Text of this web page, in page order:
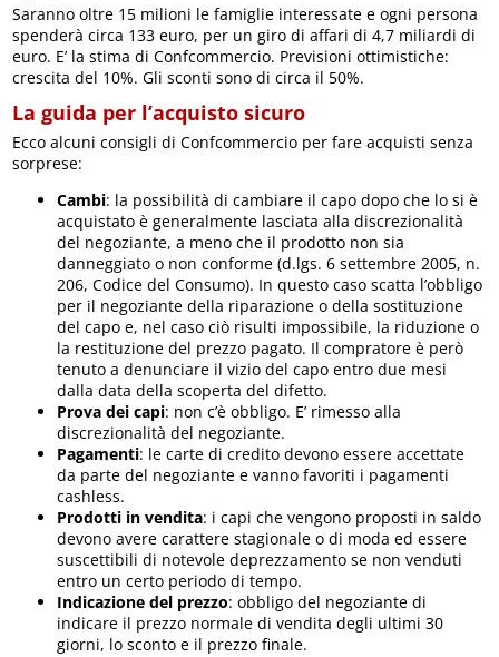
Saranno oltre 15 milioni le famiglie interessate e ogni persona
spenderà circa 133 euro, per un giro di affari di 4,7 miliardi di
euro. E’ la stima di Confcommercio. Previsioni ottimistiche:
crescita del 10%. Gli sconti sono di circa il 50%.
La guida per l’acquisto sicuro
Ecco alcuni consigli di Confcommercio per fare acquisti senza
sorprese:
Cambi: la possibilità di cambiare il capo dopo che lo si è
acquistato è generalmente lasciata alla discrezionalità
del negoziante, a meno che il prodotto non sia
danneggiato o non conforme (d.lgs. 6 settembre 2005, n.
206, Codice del Consumo). In questo caso scatta l’obbligo
per il negoziante della riparazione o della sostituzione
del capo e, nel caso ciò risulti impossibile, la riduzione o
la restituzione del prezzo pagato. Il compratore è però
tenuto a denunciare il vizio del capo entro due mesi
dalla data della scoperta del difetto.
Prova dei capi: non c’è obbligo. E’ rimesso alla
discrezionalità del negoziante.
Pagamenti: le carte di credito devono essere accettate
da parte del negoziante e vanno favoriti i pagamenti
cashless.
Prodotti in vendita: i capi che vengono proposti in saldo
devono avere carattere stagionale o di moda ed essere
suscettibili di notevole deprezzamento se non venduti
entro un certo periodo di tempo.
Indicazione del prezzo: obbligo del negoziante di
indicare il prezzo normale di vendita degli ultimi 30
giorni, lo sconto e il prezzo finale.